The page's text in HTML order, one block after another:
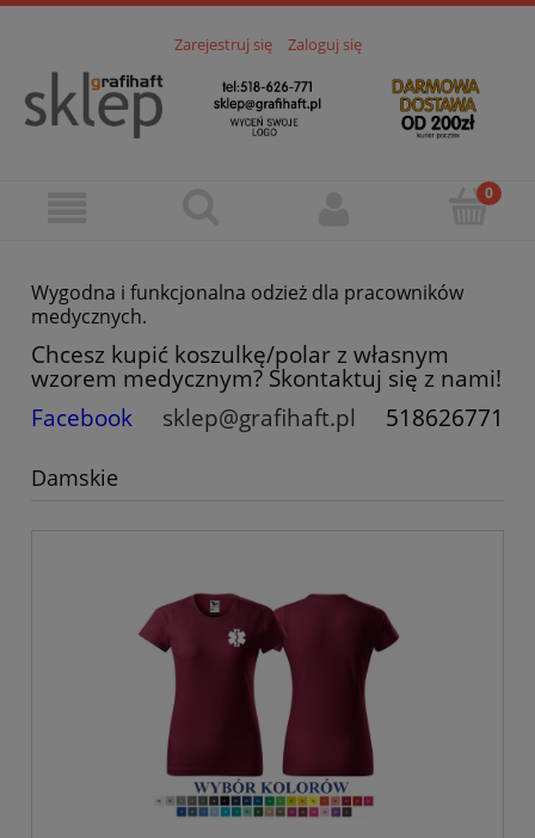
Zarejestruj się Zaloguj się
Wygodna i funkcjonalna odzież dla pracowników
medycznych.
Chcesz kupić koszulkę/polar z własnym
wzorem medycznym? Skontaktuj się z nami!
Facebook
sklep@grafihaft.pl 518626771
Damskie